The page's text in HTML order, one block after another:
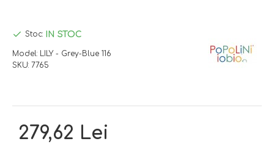
279,62 Lei
Stoc: IN STOC
Model: LILY - Grey-Blue 116
SKU: 7765